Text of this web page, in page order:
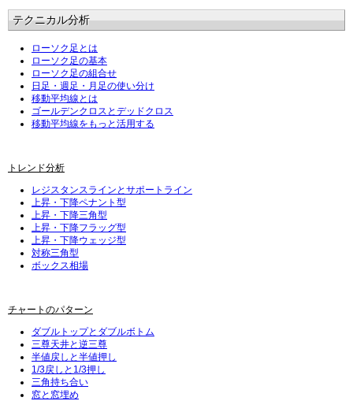
テクニカル分析
ローソク足とは
ローソク足の基本
ローソク足の組合せ
日足・週足・月足の使い分け
移動平均線とは
ゴールデンクロスとデッドクロス
移動平均線をもっと活用する
トレンド分析
レジスタンスラインとサポートライン
上昇・下降ペナント型
上昇・下降三角型
上昇・下降フラッグ型
上昇・下降ウェッジ型
対称三角型
ボックス相場
チャートのパターン
ダブルトップとダブルボトム
三尊天井と逆三尊
半値戻しと半値押し
1/3戻しと1/3押し
三角持ち合い
窓と窓埋め